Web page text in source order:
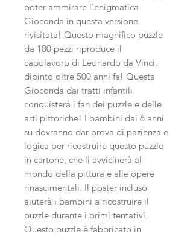
poter ammirare l'enigmatica
Gioconda in questa versione
rivisitata! Questo magnifico puzzle
da 100 pezzi riproduce il
capolavoro di Leonardo da Vinci,
dipinto oltre 500 anni fa! Questa
Gioconda dai tratti infantili
conquisterà i fan dei puzzle e delle
arti pittoriche! I bambini dai 6 anni
su dovranno dar prova di pazienza e
logica per ricostruire questo puzzle
in cartone, che li avvicinerà al
mondo della pittura e alle opere
rinascimentali. Il poster incluso
aiuterà i bambini a ricostruire il
puzzle durante i primi tentativi.
Questo puzzle è fabbricato in